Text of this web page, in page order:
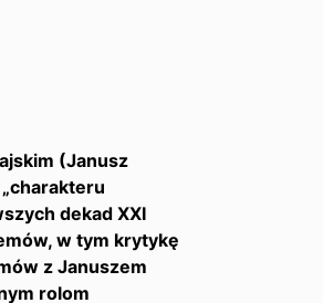
(Janusz
dekad XXI
w tym krytykę
z Januszem
rolom